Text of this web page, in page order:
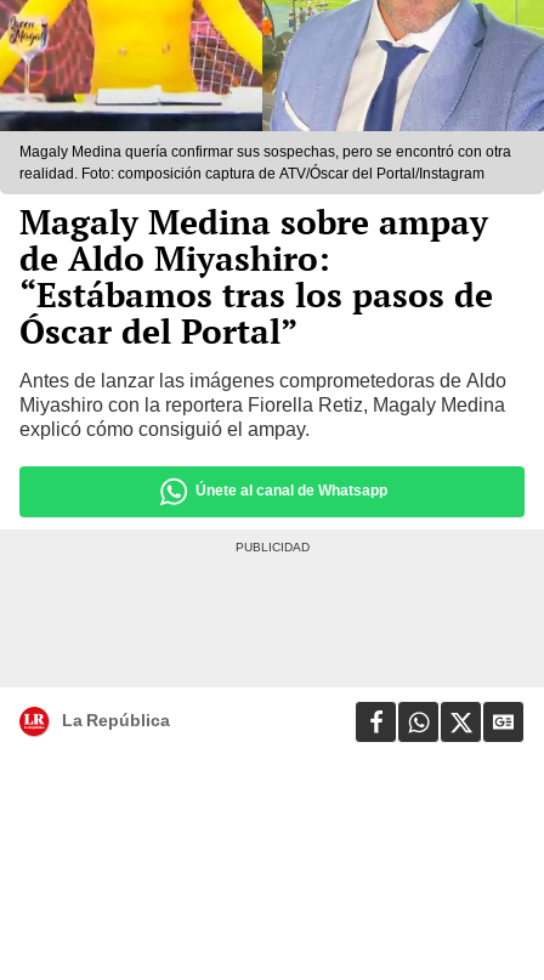
Magaly Medina quería confirmar sus sospechas, pero se encontró con otra
realidad. Foto: composición captura de ATV/Óscar del Portal/Instagram
Magaly Medina sobre ampay
de Aldo Miyashiro:
“Estábamos tras los pasos de
Óscar del Portal”
Antes de lanzar las imágenes comprometedoras de Aldo
Miyashiro con la reportera Fiorella Retiz, Magaly Medina
explicó cómo consiguió el ampay.
Únete al canal de Whatsapp
La República